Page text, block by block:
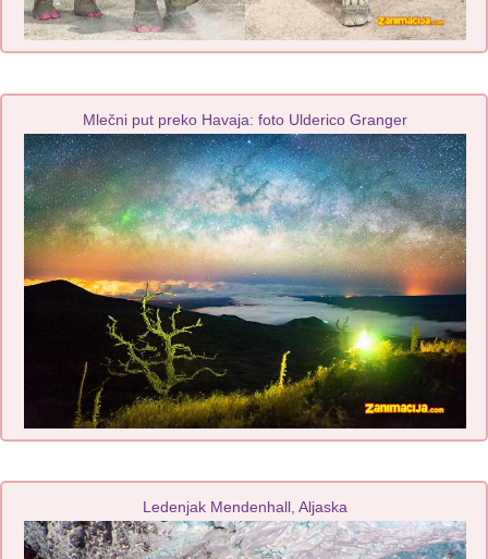
Mlečni put preko Havaja: foto Ulderico Granger
Ledenjak Mendenhall, Aljaska